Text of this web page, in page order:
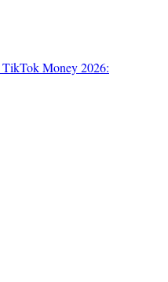
TikTok Money 2026: